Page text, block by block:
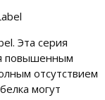
Эта серия
повышенным
отсутствием
могут